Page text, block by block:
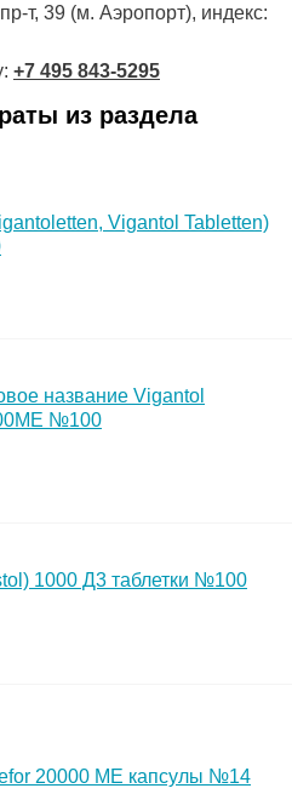
т, 39 (м. Аэропорт), индекс:
+7 495 843-5295
из раздела
Vigantol Tabletten)
название Vigantol
№100
1000 Д3 таблетки №100
20000 МЕ капсулы №14